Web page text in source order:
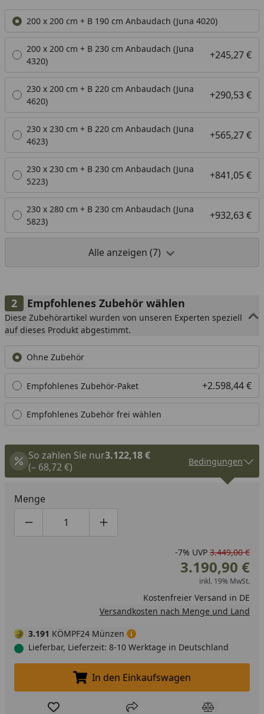
Alle anzeigen (7)
200 x 200 cm + B 190 cm Anbaudach (Juna 4020)
200 x 200 cm + B 230 cm Anbaudach (Juna
4320)
+245,27 €
230 x 200 cm + B 220 cm Anbaudach (Juna
4620)
+290,53 €
230 x 230 cm + B 220 cm Anbaudach (Juna
4623)
+565,27 €
230 x 230 cm + B 230 cm Anbaudach (Juna
5223)
+841,05 €
230 x 280 cm + B 230 cm Anbaudach (Juna
5823)
+932,63 €
Alle anzeigen (7)
Empfohlenes Zubehör wählen
Diese Zubehörartikel wurden von unseren Experten speziell
auf dieses Produkt abgestimmt.
Ohne Zubehör
Empfohlenes Zubehör-Paket +2.598,44 €
Empfohlenes Zubehör frei wählen
So zahlen Sie nur3.122,18 €
(– 68,72 €)
Bedingungen
Menge
Produktmenge um eins verringern
Produktmenge manuell eingeben
Produktmenge um eins erhöhen
-7% UVP 3.449,00 €
3.190,90 €
inkl. 19% MwSt.
Kostenfreier Versand in DE
Versandkosten nach Menge und Land
3.191 KÖMPF24 Münzen
Lieferbar, Lieferzeit: 8-10 Werktage in Deutschland
In den Einkaufswagen legen
In den Einkaufswagen